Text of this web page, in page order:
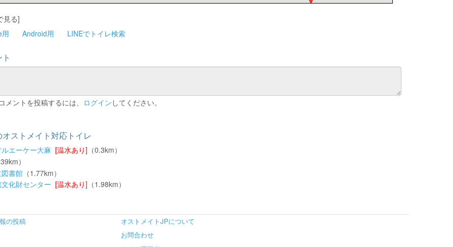
見る]
Android用 LINEでトイレ検索
メントを投稿するには、 ログイン してください。
ストメイト対応トイレ
エーケー大麻 [温水あり] （0.3km）
）
書館（1.77km）
化財センター [温水あり] （1.98km）
の投稿
オストメイトJPについて
お問合わせ